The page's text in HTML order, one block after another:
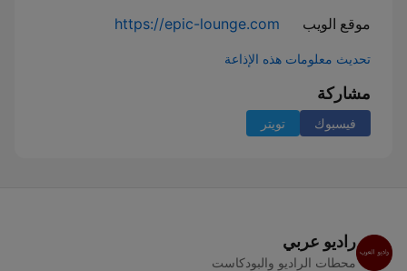
موقع الويب https://epic-lounge.com
تحديث معلومات هذه الإذاعة
مشاركة
فيسبوك تويتر
راديو عربي
محطات الراديو والبودكاست